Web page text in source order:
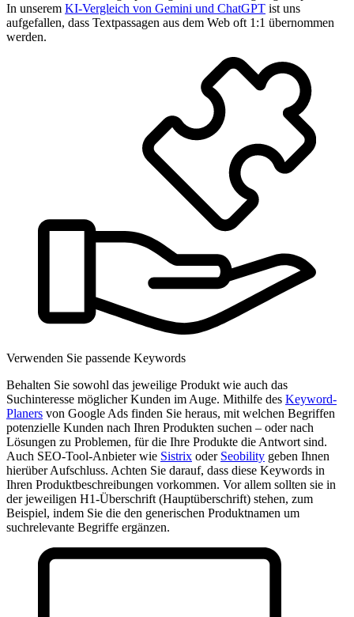
In unserem KI-Vergleich von Gemini und ChatGPT ist uns
aufgefallen, dass Textpassagen aus dem Web oft 1:1 übernommen
werden.
Verwenden Sie passende Keywords
Behalten Sie sowohl das jeweilige Produkt wie auch das
Suchinteresse möglicher Kunden im Auge. Mithilfe des Keyword-
Planers von Google Ads finden Sie heraus, mit welchen Begriffen
potenzielle Kunden nach Ihren Produkten suchen – oder nach
Lösungen zu Problemen, für die Ihre Produkte die Antwort sind.
Auch SEO-Tool-Anbieter wie Sistrix oder Seobility geben Ihnen
hierüber Aufschluss. Achten Sie darauf, dass diese Keywords in
Ihren Produktbeschreibungen vorkommen. Vor allem sollten sie in
der jeweiligen H1-Überschrift (Hauptüberschrift) stehen, zum
Beispiel, indem Sie die den generischen Produktnamen um
suchrelevante Begriffe ergänzen.